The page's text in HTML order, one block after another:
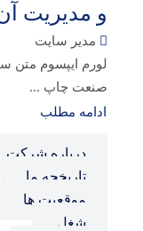
و مدیریت
مدیر سایت
لورم ایپسوم متن
صنعت چاپ ...
ادامه مطلب
درباره شرکت
تاریخچه ما
موقعیت ها
شغل